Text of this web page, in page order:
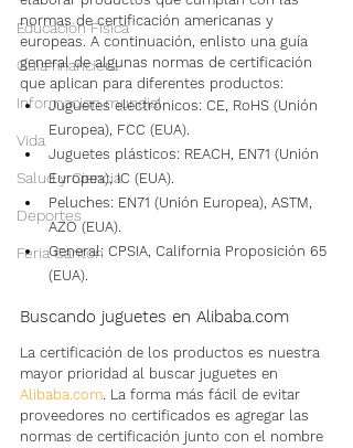
Educación Física
Guía financiera
Informacion mundial
Vida
Salud y Ciencia
Deportes
Feria Canton
normas de certificación americanas y
europeas. A continuación, enlisto una guía
general de algunas normas de certificación
que aplican para diferentes productos:
Juguetes electrónicos: CE, RoHS (Unión
Europea), FCC (EUA).
Juguetes plásticos: REACH, EN71 (Unión
Europea), IC (EUA).
Peluches: EN71 (Unión Europea), ASTM,
AZO (EUA).
General: CPSIA, California Proposición 65
(EUA).
Buscando juguetes en Alibaba.com
La certificación de los productos es nuestra
mayor prioridad al buscar juguetes en
Alibaba.com. La forma más fácil de evitar
proveedores no certificados es agregar las
normas de certificación junto con el nombre